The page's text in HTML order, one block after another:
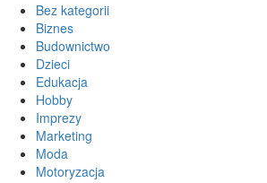
Bez kategorii
Biznes
Budownictwo
Dzieci
Edukacja
Hobby
Imprezy
Marketing
Moda
Motoryzacja